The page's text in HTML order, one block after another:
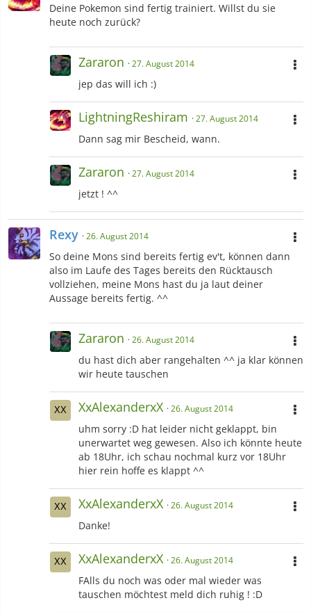
Deine Pokemon sind fertig trainiert. Willst du sie
heute noch zurück?
Zararon 27. August 2014
jep das will ich :)
LightningReshiram 27. August 2014
Dann sag mir Bescheid, wann.
Zararon 27. August 2014
jetzt ! ^^
Rexy 26. August 2014
So deine Mons sind bereits fertig ev't, können dann
also im Laufe des Tages bereits den Rücktausch
vollziehen, meine Mons hast du ja laut deiner
Aussage bereits fertig. ^^
Zararon 26. August 2014
du hast dich aber rangehalten ^^ ja klar können
wir heute tauschen
XxAlexanderxX 26. August 2014
uhm sorry :D hat leider nicht geklappt, bin
unerwartet weg gewesen. Also ich könnte heute
ab 18Uhr, ich schau nochmal kurz vor 18Uhr
hier rein hoffe es klappt ^^
XxAlexanderxX 26. August 2014
Danke!
XxAlexanderxX 26. August 2014
FAlls du noch was oder mal wieder was
tauschen möchtest meld dich ruhig ! :D